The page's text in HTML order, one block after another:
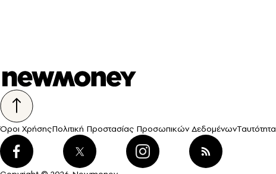
Όροι ΧρήσηςΠολιτική Προστασίας Προσωπικών ΔεδομένωνΤαυτότητα